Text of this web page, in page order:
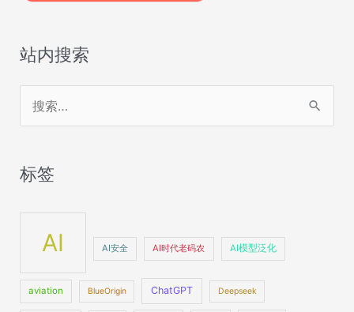
站内搜索
索
标签
AI AI安全 AI时代老码农 AI模型泛化
aviation BlueOrigin ChatGPT Deepseek